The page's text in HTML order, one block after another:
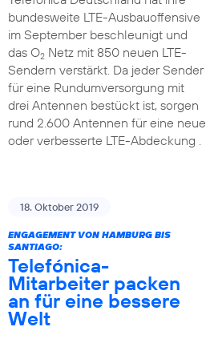
bundesweite LTE-Ausbauoffensive
im September beschleunigt und
das O2Netz mit 850 neuen LTE-
Sendern verstärkt. Da jeder Sender
für eine Rundumversorgung mit
drei Antennen bestückt ist, sorgen
rund 2.600 Antennen für eine neue
oder verbesserte LTE-Abdeckung .
18. Oktober 2019
ENGAGEMENT VON HAMBURG BIS
SANTIAGO:
Telefónica-
Mitarbeiter packen
an für eine bessere
Welt